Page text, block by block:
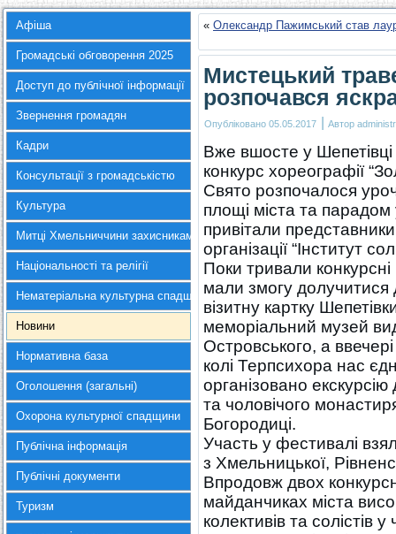
Афіша
Громадські обговорення 2025
Доступ до публічної інформації
Звернення громадян
Кадри
Консультації з громадськістю
Культура
Митці Хмельниччини захисникам України
Національності та релігії
Нематеріальна культурна спадщина
Новини
Нормативна база
Оголошення (загальні)
Охорона культурної спадщини
Публічна інформація
Публічні документи
Туризм
« Олександр Пажимський став
Мистецький
розпочався
Опубліковано 05.05.2017 | Автор
Вже вшосте у
конкурс хореографії
Свято розпочалося
площі міста та парадом
привітали
організації “Інститут
Поки тривали
мали змогу долучитися
візитну картку
меморіальний музей
Островського, а
колі Терпсихора нас
організовано
та чоловічого
Богородиці.
Участь у фестивалі
з Хмельницької,
Впродовж двох
майданчиках міста
колективів та солістів